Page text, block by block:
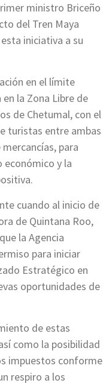
ministro Briceño
del Tren Maya
iniciativa a su
en el límite
la Zona Libre de
de Chetumal, con el
turistas entre ambas
para
económico y la
cuando al inicio de
de Quintana Roo,
la Agencia
para iniciar
Estratégico en
oportunidades de
de estas
como la posibilidad
impuestos conforme
respiro a los